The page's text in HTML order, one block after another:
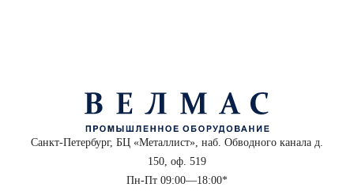
Санкт-Петербург, БЦ «Металлист», наб. Обводного канала д.
150, оф. 519
Пн-Пт 09:00—18:00*